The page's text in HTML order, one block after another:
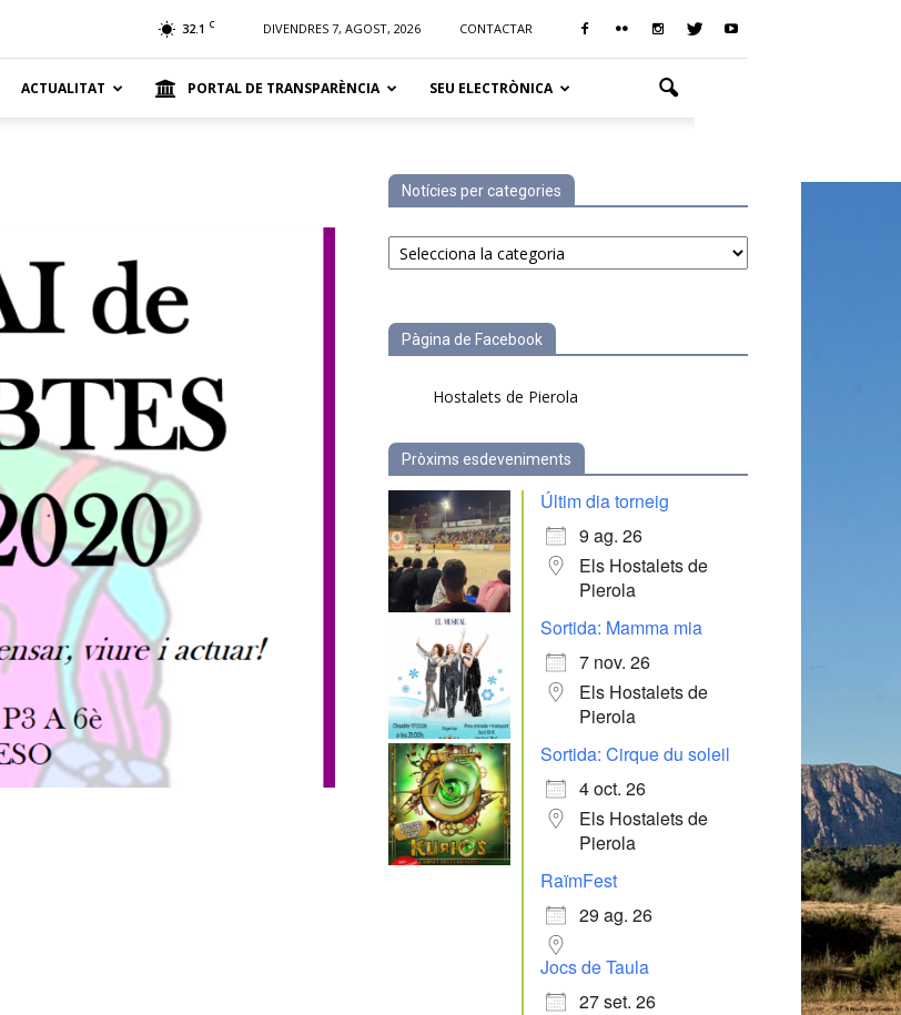
32.1 C DIVENDRES 7, AGOST, 2026 CONTACTAR
ACTUALITAT PORTAL DE TRANSPARÈNCIA SEU ELECTRÒNICA
Notícies per categories
Notícies
per
Pàgina de Facebook
Hostalets de Pierola
Pròxims esdeveniments
Últim dia torneig
9 ag. 26
Els Hostalets de
Pierola
Sortida: Mamma mia
7 nov. 26
Els Hostalets de
Pierola
Sortida: Cirque du soleil
4 oct. 26
Els Hostalets de
Pierola
RaïmFest
29 ag. 26
Jocs de Taula
27 set. 26